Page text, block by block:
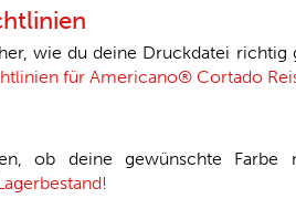
wie du deine Druckdatei richtig
für Americano® Cortado
ob deine gewünschte Farbe